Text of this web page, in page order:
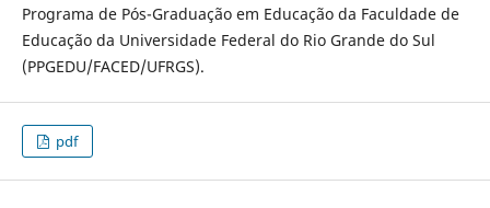
Programa de Pós-Graduação em Educação da Faculdade de
Educação da Universidade Federal do Rio Grande do Sul
(PPGEDU/FACED/UFRGS).
pdf